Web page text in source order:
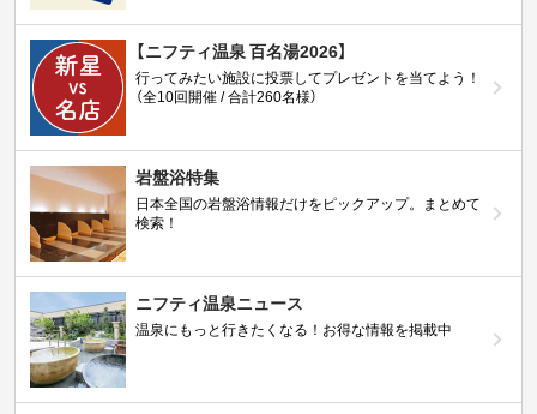
【ニフティ温泉 百名湯2026】
行ってみたい施設に投票してプレゼントを当てよう！
（全10回開催 / 合計260名様）
岩盤浴特集
日本全国の岩盤浴情報だけをピックアップ。まとめて
検索！
ニフティ温泉ニュース
温泉にもっと行きたくなる！お得な情報を掲載中